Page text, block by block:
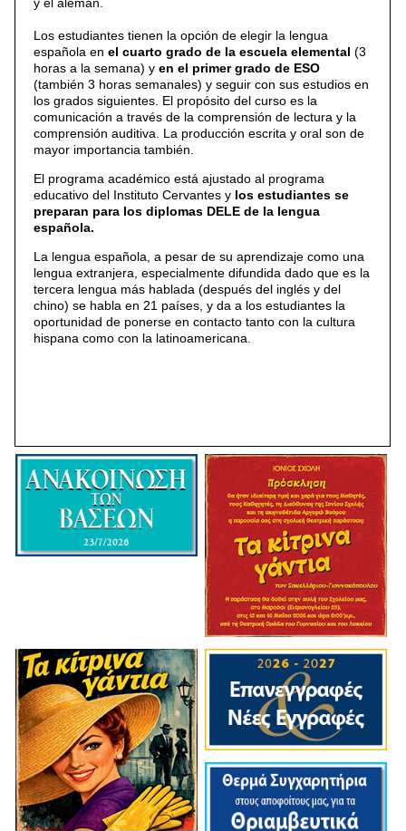
Los estudiantes tienen la opción de elegir la lengua
española enel cuarto grado de la escuela elemental (3
horas a la semana) yen el primer grado de ESO
(también 3 horas semanales) y seguir con sus estudios en
los grados siguientes. El propósito del curso es la
comunicación a través de la comprensión de lectura y la
comprensión auditiva. La producción escrita y oral son de
mayor importancia también.
El programa académico está ajustado al programa
educativo del Instituto Cervantes y los estudiantes se
preparan para los diplomas DELE de la lengua
española.
La lengua española, a pesar de su aprendizaje como una
lengua extranjera, especialmente difundida dado que es la
tercera lengua más hablada (después del inglés y del
chino) se habla en 21 países, y da a los estudiantes la
oportunidad de ponerse en contacto tanto con la cultura
hispana como con la latinoamericana.